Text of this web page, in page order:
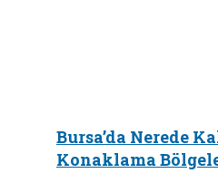
Bursa’da Nerede
Konaklama